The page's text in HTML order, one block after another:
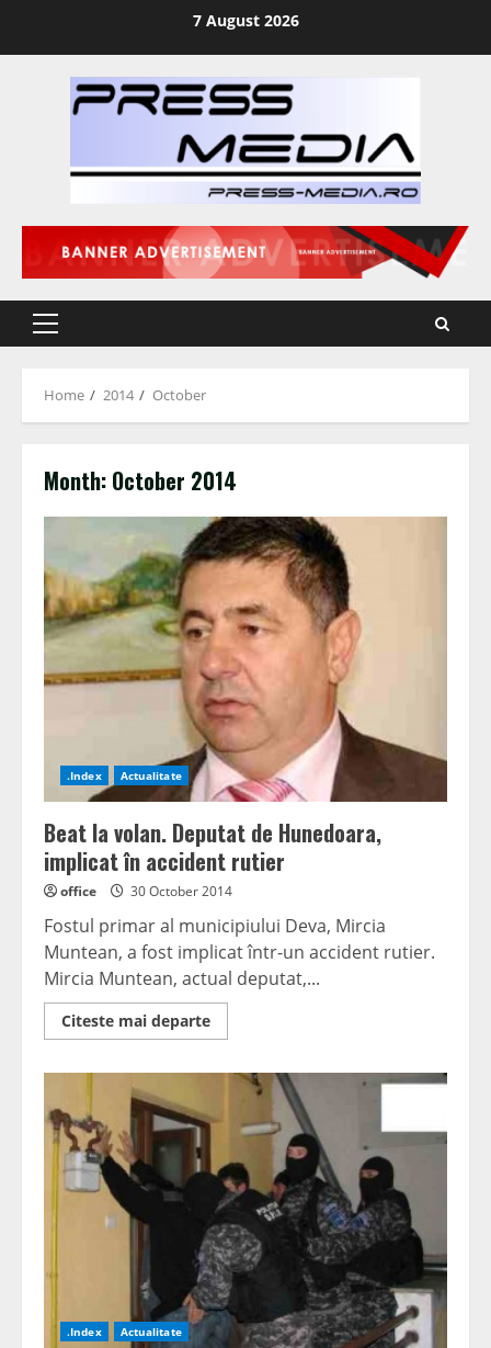
7 August 2026
Primary
Home 2014 October
Month: October 2014
.Index Actualitate
Beat la volan. Deputat de Hunedoara,
implicat în accident rutier
office 30 October 2014
Fostul primar al municipiului Deva, Mircia
Muntean, a fost implicat într-un accident rutier.
Mircia Muntean, actual deputat,...
Citeste mai departeRead
more
Deputat
de
Hunedoara,
implicat
în
accident
rutier
.Index Actualitate